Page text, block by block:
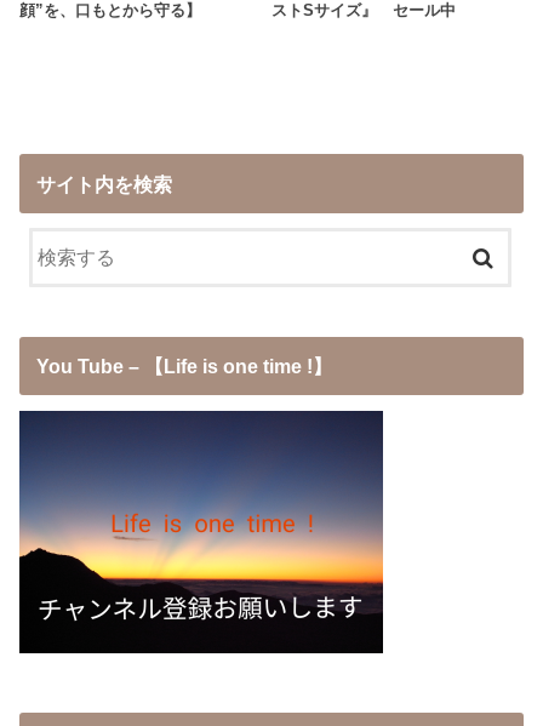
顔”を、口もとから守る】
ストSサイズ』 セール中
サイト内を検索
You Tube – 【Life is one time !】